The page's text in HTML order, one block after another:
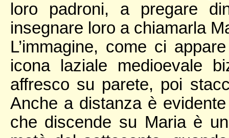
loro padroni, a pregare
insegnare loro a chiamarla
L’immagine, come ci
icona laziale medioevale
affresco su parete, poi
Anche a distanza è
che discende su Maria è